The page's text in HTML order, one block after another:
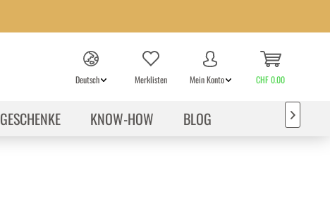
Deutsch Merklisten Mein Konto CHF 0.00
GESCHENKE KNOW-HOW BLOG 